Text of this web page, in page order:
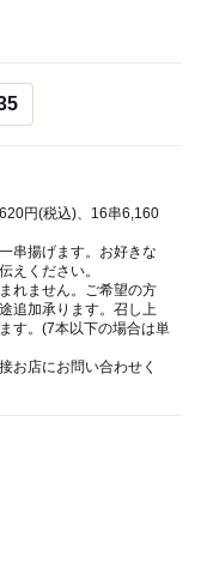
円(税込)、16串6,160
串揚げます。お好きな
えください。
れません。ご希望の方
追加承ります。召し上
す。(7本以下の場合は単
お店にお問い合わせく